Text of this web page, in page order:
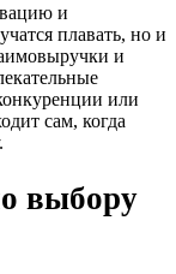
и
плавать, но и
и
или
сам, когда
выбору